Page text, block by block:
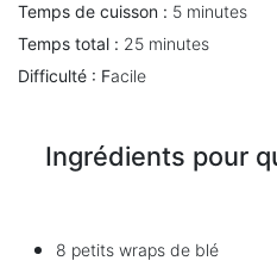
Temps de cuisson : 5 minutes
Temps total : 25 minutes
Difficulté : Facile
Ingrédients pour
8 petits wraps de blé